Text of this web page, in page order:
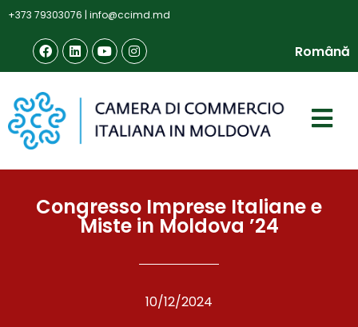
+373 79303076 | info@ccimd.md
Română
Congresso Imprese Italiane e
Miste in Moldova ’24
10/12/2024